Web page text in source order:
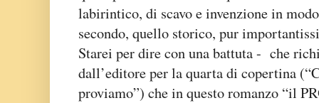
labirintico, di scavo e invenzione in
secondo, quello storico, pur
Starei per dire con una battuta - che
dall’editore per la quarta di copertina
proviamo”) che in questo romanzo “il